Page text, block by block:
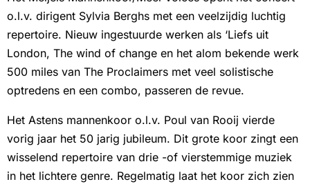
o.l.v. dirigent Sylvia Berghs met een veelzijdig luchtig
repertoire. Nieuw ingestuurde werken als ‘Liefs uit
London, The wind of change en het alom bekende werk
500 miles van The Proclaimers met veel solistische
optredens en een combo, passeren de revue.
Het Astens mannenkoor o.l.v. Poul van Rooij vierde
vorig jaar het 50 jarig jubileum. Dit grote koor zingt een
wisselend repertoire van drie -of vierstemmige muziek
in het lichtere genre. Regelmatig laat het koor zich zien